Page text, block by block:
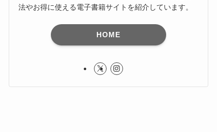
法やお得に使える電子書籍サイトを紹介しています。
HOME